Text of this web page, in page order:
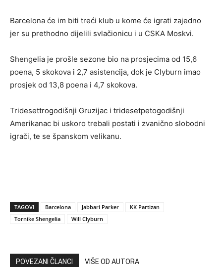
Barcelona će im biti treći klub u kome će igrati zajedno
jer su prethodno dijelili svlačionicu i u CSKA Moskvi.
Shengelia je prošle sezone bio na prosjecima od 15,6
poena, 5 skokova i 2,7 asistencija, dok je Clyburn imao
prosjek od 13,8 poena i 4,7 skokova.
Tridesettrogodišnji Gruzijac i tridesetpetogodišnji
Amerikanac bi uskoro trebali postati i zvanično slobodni
igrači, te se španskom velikanu.
TAGOVI Barcelona Jabbari Parker
KK Partizan
Tornike Shengelia
Will Clyburn
POVEZANI ČLANCI VIŠE OD AUTORA